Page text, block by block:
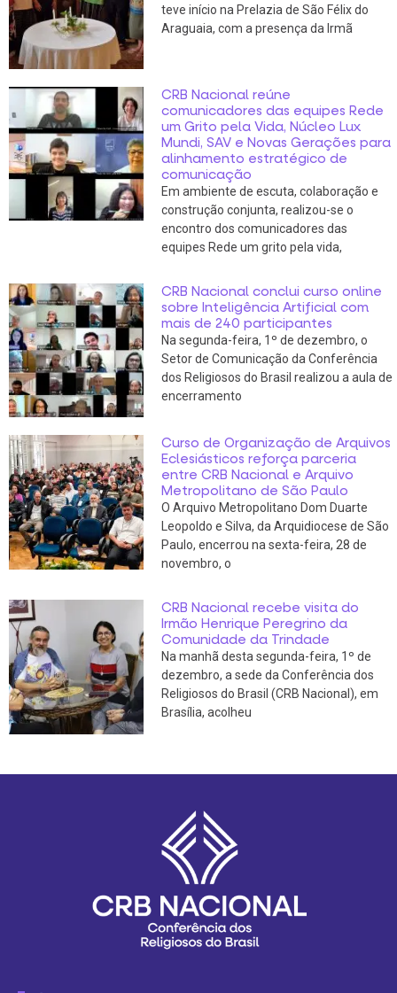
teve início na Prelazia de São Félix do
Araguaia, com a presença da Irmã
CRB Nacional reúne
comunicadores das equipes Rede
um Grito pela Vida, Núcleo Lux
Mundi, SAV e Novas Gerações para
alinhamento estratégico de
comunicação
Em ambiente de escuta, colaboração e
construção conjunta, realizou-se o
encontro dos comunicadores das
equipes Rede um grito pela vida,
CRB Nacional conclui curso online
sobre Inteligência Artificial com
mais de 240 participantes
Na segunda-feira, 1º de dezembro, o
Setor de Comunicação da Conferência
dos Religiosos do Brasil realizou a aula de
encerramento
Curso de Organização de Arquivos
Eclesiásticos reforça parceria
entre CRB Nacional e Arquivo
Metropolitano de São Paulo
O Arquivo Metropolitano Dom Duarte
Leopoldo e Silva, da Arquidiocese de São
Paulo, encerrou na sexta-feira, 28 de
novembro, o
CRB Nacional recebe visita do
Irmão Henrique Peregrino da
Comunidade da Trindade
Na manhã desta segunda-feira, 1º de
dezembro, a sede da Conferência dos
Religiosos do Brasil (CRB Nacional), em
Brasília, acolheu